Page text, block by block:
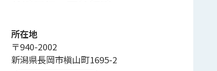
所在地
〒940-2002
新潟県長岡市槇山町1695-2